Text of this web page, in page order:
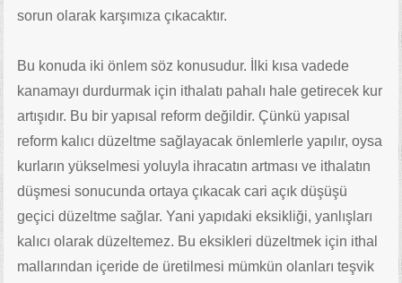
sorun olarak karşımıza çıkacaktır.
Bu konuda iki önlem söz konusudur. İlki kısa vadede
kanamayı durdurmak için ithalatı pahalı hale getirecek kur
artışıdır. Bu bir yapısal reform değildir. Çünkü yapısal
reform kalıcı düzeltme sağlayacak önlemlerle yapılır, oysa
kurların yükselmesi yoluyla ihracatın artması ve ithalatın
düşmesi sonucunda ortaya çıkacak cari açık düşüşü
geçici düzeltme sağlar. Yani yapıdaki eksikliği, yanlışları
kalıcı olarak düzeltemez. Bu eksikleri düzeltmek için ithal
mallarından içeride de üretilmesi mümkün olanları teşvik